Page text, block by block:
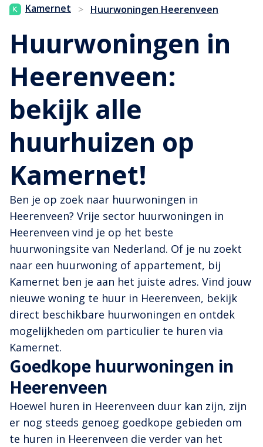
Kamernet > Huurwoningen Heerenveen
Huurwoningen in
Heerenveen:
bekijk alle
huurhuizen op
Kamernet!
Ben je op zoek naar huurwoningen in
Heerenveen? Vrije sector huurwoningen in
Heerenveen vind je op het beste
huurwoningsite van Nederland. Of je nu zoekt
naar een huurwoning of appartement, bij
Kamernet ben je aan het juiste adres. Vind jouw
nieuwe woning te huur in Heerenveen, bekijk
direct beschikbare huurwoningen en ontdek
mogelijkheden om particulier te huren via
Kamernet.
Goedkope huurwoningen in
Heerenveen
Hoewel huren in Heerenveen duur kan zijn, zijn
er nog steeds genoeg goedkope gebieden om
te huren in Heerenveen die verder van het